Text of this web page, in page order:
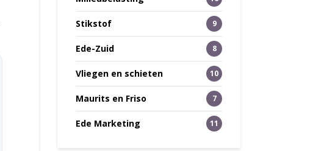
Stikstof 9
Ede-Zuid 8
Vliegen en schieten 10
Maurits en Friso 7
Ede Marketing 11